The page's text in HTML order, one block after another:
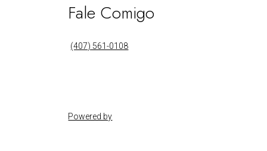
Fale Comigo
(407) 561-0108
Powered by